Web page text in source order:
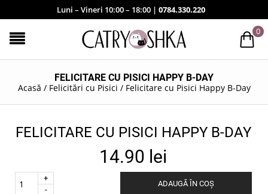
Luni – Vineri 10:00 – 18:00 | 0784.330.220
0
FELICITARE CU PISICI HAPPY B-DAY
Acasă / Felicitări cu Pisici / Felicitare cu Pisici Happy B-Day
FELICITARE CU PISICI HAPPY B-DAY
14.90 lei
Quantity
ADAUGĂ ÎN COȘ